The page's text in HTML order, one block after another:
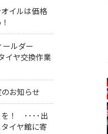
イルは価格
ールダー
イヤ交換作業
お知らせ
を！ ････出
イヤ館に寄